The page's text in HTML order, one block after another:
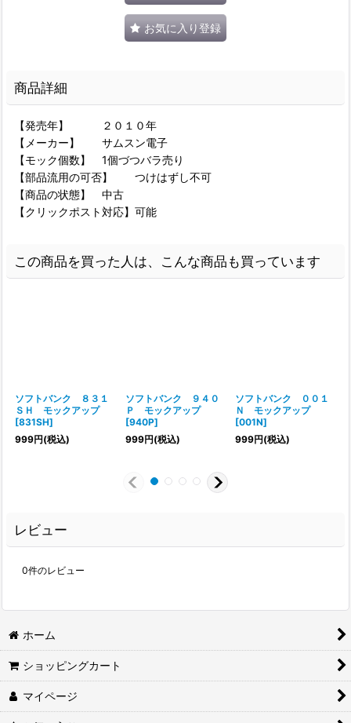
お気に入り登録
商品詳細
【発売年】 ２０１０年
【メーカー】 サムスン電子
【モック個数】 1個づつバラ売り
【部品流用の可否】 つけはずし不可
【商品の状態】 中古
【クリックポスト対応】可能
この商品を買った人は、こんな商品も買っています
ソフトバンク ８３１
ＳＨ モックアップ
[831SH]
999円(税込)
ソフトバンク ９４０
Ｐ モックアップ
[940P]
999円(税込)
ソフトバンク ００１
Ｎ モックアップ
[001N]
999円(税込)
レビュー
0件のレビュー
ホーム
ショッピングカート
マイページ